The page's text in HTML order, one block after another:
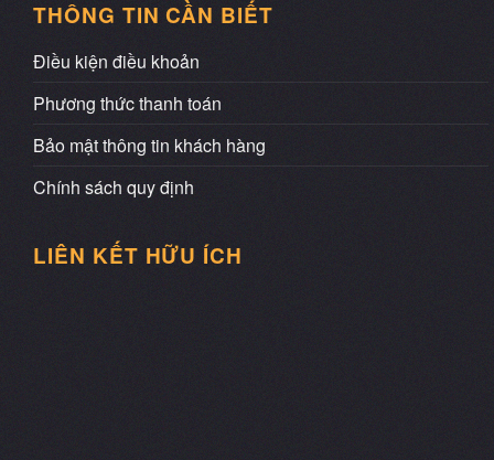
THÔNG TIN CẦN BIẾT
Điều kiện điều khoản
Phương thức thanh toán
Bảo mật thông tin khách hàng
Chính sách quy định
LIÊN KẾT HỮU ÍCH